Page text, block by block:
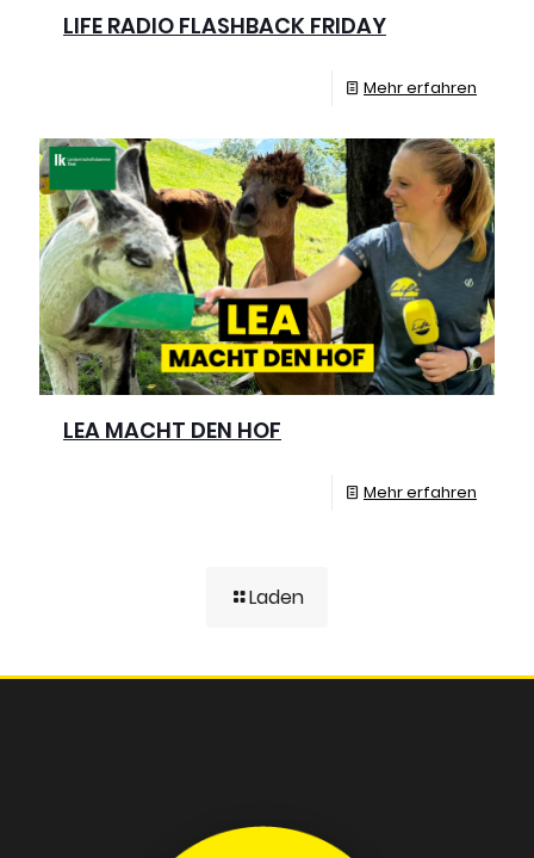
LIFE RADIO FLASHBACK FRIDAY
Mehr erfahren
LEA MACHT DEN HOF
Mehr erfahren
Laden